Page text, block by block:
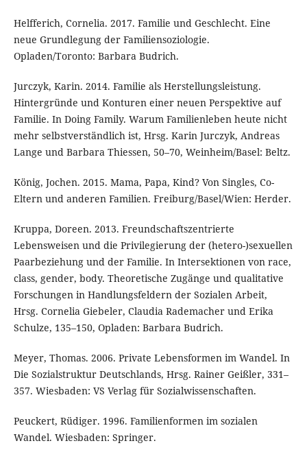
Helfferich, Cornelia. 2017. Familie und Geschlecht. Eine
neue Grundlegung der Familiensoziologie.
Opladen/Toronto: Barbara Budrich.
Jurczyk, Karin. 2014. Familie als Herstellungsleistung.
Hintergründe und Konturen einer neuen Perspektive auf
Familie. In Doing Family. Warum Familienleben heute nicht
mehr selbstverständlich ist, Hrsg. Karin Jurczyk, Andreas
Lange und Barbara Thiessen, 50–70, Weinheim/Basel: Beltz.
König, Jochen. 2015. Mama, Papa, Kind? Von Singles, Co-
Eltern und anderen Familien. Freiburg/Basel/Wien: Herder.
Kruppa, Doreen. 2013. Freundschaftszentrierte
Lebensweisen und die Privilegierung der (hetero-)sexuellen
Paarbeziehung und der Familie. In Intersektionen von race,
class, gender, body. Theoretische Zugänge und qualitative
Forschungen in Handlungsfeldern der Sozialen Arbeit,
Hrsg. Cornelia Giebeler, Claudia Rademacher und Erika
Schulze, 135–150, Opladen: Barbara Budrich.
Meyer, Thomas. 2006. Private Lebensformen im Wandel. In
Die Sozialstruktur Deutschlands, Hrsg. Rainer Geißler, 331–
357. Wiesbaden: VS Verlag für Sozialwissenschaften.
Peuckert, Rüdiger. 1996. Familienformen im sozialen
Wandel. Wiesbaden: Springer.